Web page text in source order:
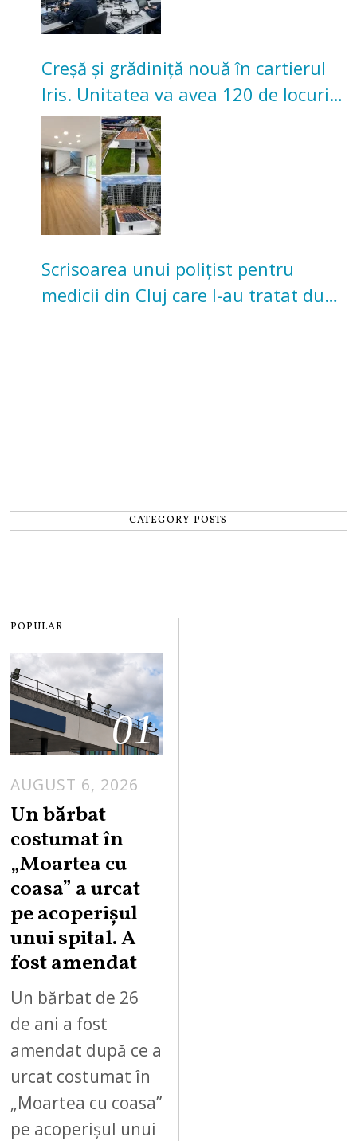
Creșă și grădiniță nouă în cartierul
Iris. Unitatea va avea 120 de locuri
pentru copii
Scrisoarea unui polițist pentru
medicii din Cluj care l-au tratat după
CATEGORY POSTS
POPULAR
01
AUGUST 6, 2026
Un bărbat
costumat în
„Moartea cu
coasa” a urcat
pe acoperișul
unui spital. A
fost amendat
Un bărbat de 26
de ani a fost
amendat după ce a
urcat costumat în
„Moartea cu coasa”
pe acoperișul unui